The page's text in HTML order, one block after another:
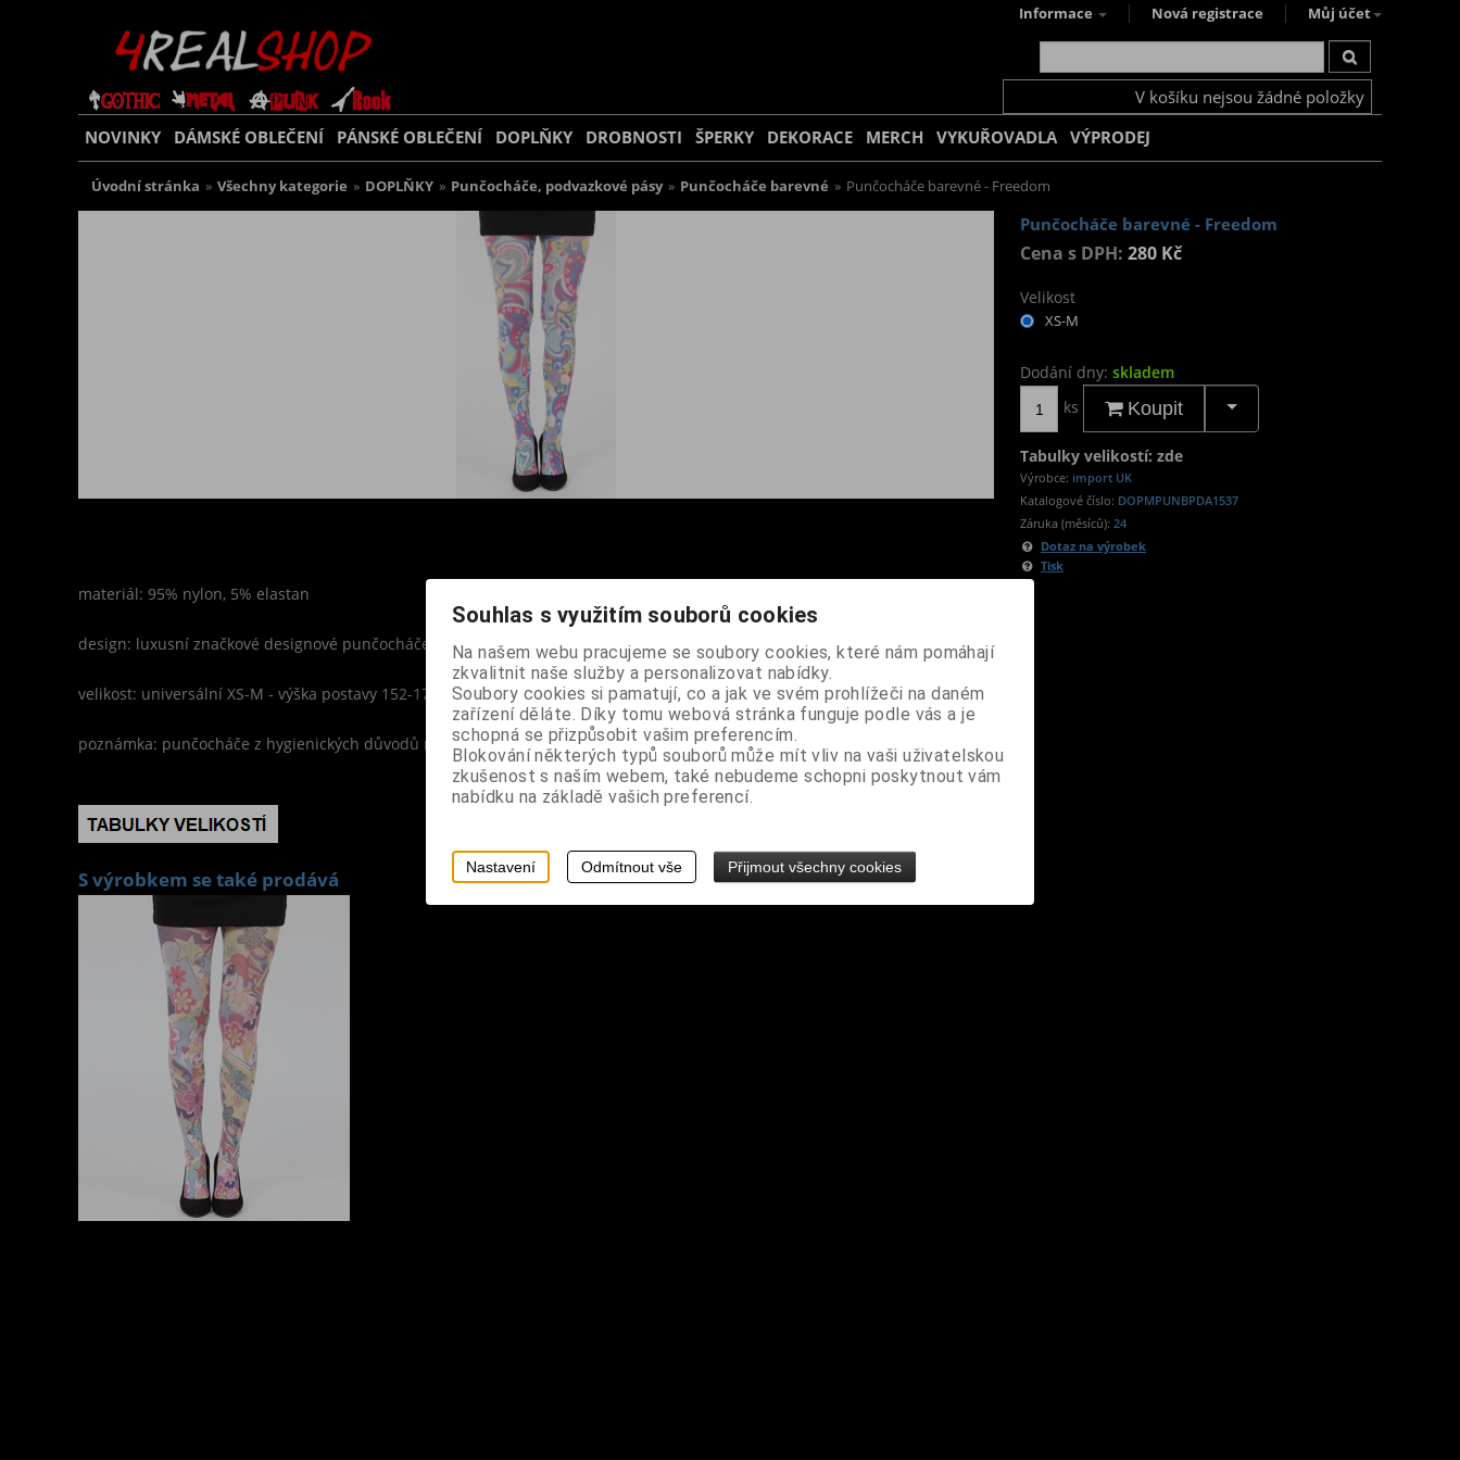
Informace Nová registrace Můj účet
V košíku nejsou žádné položky
NOVINKY DÁMSKÉ OBLEČENÍ PÁNSKÉ OBLEČENÍ DOPLŇKY DROBNOSTI ŠPERKY DEKORACE MERCH VYKUŘOVADLA VÝPRODEJ
Úvodní stránka » Všechny kategorie » DOPLŇKY » Punčocháče, podvazkové pásy » Punčocháče barevné » Punčocháče barevné - Freedom
Punčocháče barevné - Freedom
Cena s DPH: 280 Kč
Velikost
XS-M
Dodání dny: skladem
ks
Koupit
Tabulky velikostí: zde
Výrobce: import UK
Katalogové číslo: DOPMPUNBPDA1537
Záruka (měsíců): 24
Dotaz na výrobek
Tisk
materiál: 95% nylon, 5% elastan
design: luxusní značkové designové punčocháče
velikost: universální XS-M - výška postavy 152-170 cm, boky 86-101 cm
poznámka: punčocháče z hygienických důvodů nevyměňujeme
S výrobkem se také prodává
Souhlas s využitím souborů cookies
Na našem webu pracujeme se soubory cookies, které nám pomáhají
zkvalitnit naše služby a personalizovat nabídky.
Soubory cookies si pamatují, co a jak ve svém prohlížeči na daném
zařízení děláte. Díky tomu webová stránka funguje podle vás a je
schopná se přizpůsobit vašim preferencím.
Blokování některých typů souborů může mít vliv na vaši uživatelskou
zkušenost s naším webem, také nebudeme schopni poskytnout vám
nabídku na základě vašich preferencí.
Nastavení Odmítnout vše Přijmout všechny cookies